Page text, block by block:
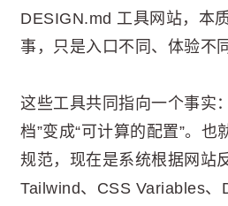
DESIGN.md 工具网站，本
事，只是入口不同、体验不
这些工具共同指向一个事实
档”变成“可计算的配置”。也
规范，现在是系统根据网站
Tailwind、CSS Variables、